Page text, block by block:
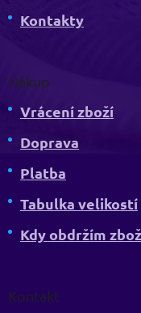
Kontakty
Nákup
Vrácení zboží
Doprava
Platba
Tabulka velikostí
Kdy obdržím
Kontakt